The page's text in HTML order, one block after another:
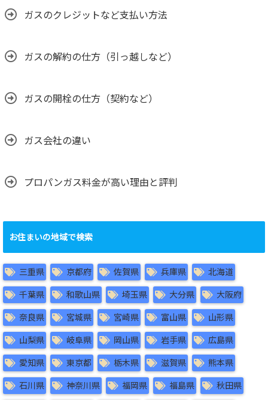
ガスのクレジットなど支払い方法
ガスの解約の仕方（引っ越しなど）
ガスの開栓の仕方（契約など）
ガス会社の違い
プロパンガス料金が高い理由と評判
お住まいの地域で検索
三重県 京都府 佐賀県 兵庫県 北海道
千葉県 和歌山県 埼玉県 大分県 大阪府
奈良県 宮城県 宮崎県 富山県 山形県
山梨県 岐阜県 岡山県 岩手県 広島県
愛知県 東京都 栃木県 滋賀県 熊本県
石川県 神奈川県 福岡県 福島県 秋田県